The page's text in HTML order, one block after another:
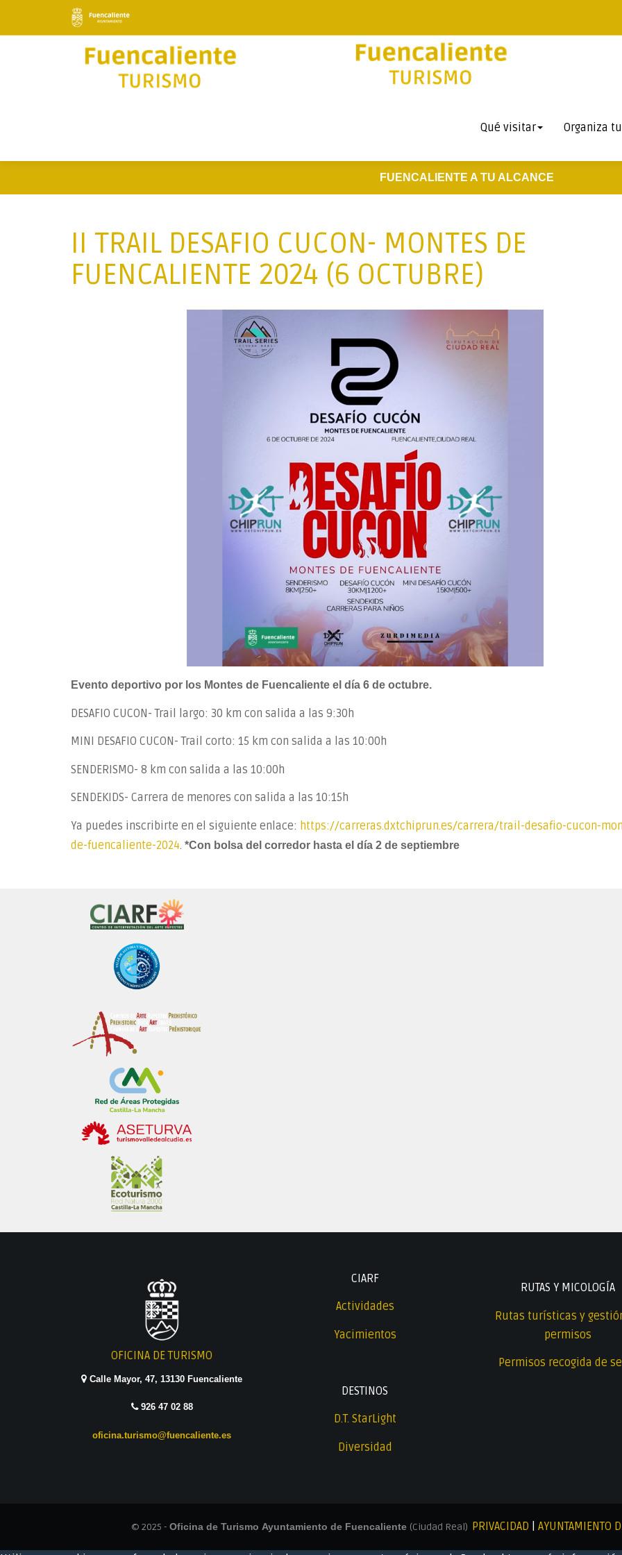
Qué visitar Organiza
FUENCALIENTE A TU ALCANCE
II TRAIL DESAFIO CUCON- MONTES DE
FUENCALIENTE 2024 (6 OCTUBRE)
Evento deportivo por los Montes de Fuencaliente el día 6 de octubre.
DESAFIO CUCON- Trail largo: 30 km con salida a las 9:30h
MINI DESAFIO CUCON- Trail corto: 15 km con salida a las 10:00h
SENDERISMO- 8 km con salida a las 10:00h
SENDEKIDS- Carrera de menores con salida a las 10:15h
Ya puedes inscribirte en el siguiente enlace: https://carreras.dxtchiprun.es/carrera/trail-desafio-cucon-
de-fuencaliente-2024. *Con bolsa del corredor hasta el día 2 de septiembre
OFICINA DE TURISMO
Calle Mayor, 47, 13130 Fuencaliente
926 47 02 88
oficina.turismo@fuencaliente.es
CIARF
Actividades
Yacimientos
DESTINOS
D.T. StarLight
Diversidad
RUTAS Y MICOLOGÍA
Rutas turísticas y
permisos
Permisos recogida de
© 2025 - Oficina de Turismo Ayuntamiento de Fuencaliente (Ciudad Real) PRIVACIDAD AYUNTAMIENTO